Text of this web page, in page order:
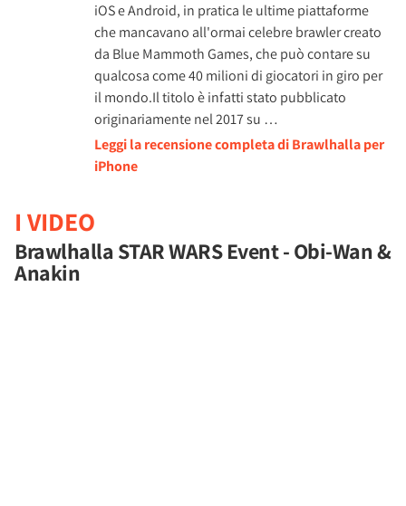
iOS e Android, in pratica le ultime piattaforme
che mancavano all'ormai celebre brawler creato
da Blue Mammoth Games, che può contare su
qualcosa come 40 milioni di giocatori in giro per
il mondo.Il titolo è infatti stato pubblicato
originariamente nel 2017 su …
Leggi la recensione completa di Brawlhalla per
iPhone
I VIDEO
Brawlhalla STAR WARS Event - Obi-Wan &
Anakin